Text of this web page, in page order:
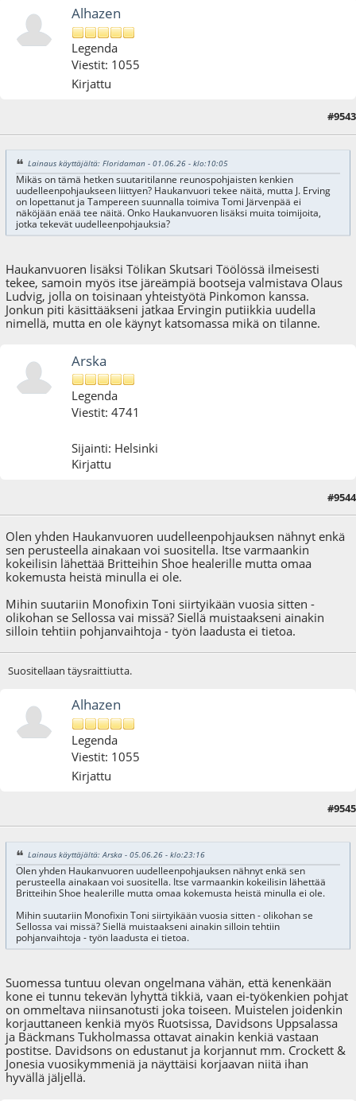
Alhazen
Legenda
Viestit: 1055
Kirjattu
#9543
Lainaus käyttäjältä: Floridaman - 01.06.26 - klo:10:05
Mikäs on tämä hetken suutaritilanne reunospohjaisten kenkien
uudelleenpohjaukseen liittyen? Haukanvuori tekee näitä, mutta J. Erving
on lopettanut ja Tampereen suunnalla toimiva Tomi Järvenpää ei
näköjään enää tee näitä. Onko Haukanvuoren lisäksi muita toimijoita,
jotka tekevät uudelleenpohjauksia?
Haukanvuoren lisäksi Tölikan Skutsari Töölössä ilmeisesti
tekee, samoin myös itse järeämpiä bootseja valmistava Olaus
Ludvig, jolla on toisinaan yhteistyötä Pinkomon kanssa.
Jonkun piti käsittääkseni jatkaa Ervingin putiikkia uudella
nimellä, mutta en ole käynyt katsomassa mikä on tilanne.
Arska
Legenda
Viestit: 4741
Sijainti: Helsinki
Kirjattu
#9544
Olen yhden Haukanvuoren uudelleenpohjauksen nähnyt enkä
sen perusteella ainakaan voi suositella. Itse varmaankin
kokeilisin lähettää Britteihin Shoe healerille mutta omaa
kokemusta heistä minulla ei ole.
Mihin suutariin Monofixin Toni siirtyikään vuosia sitten -
olikohan se Sellossa vai missä? Siellä muistaakseni ainakin
silloin tehtiin pohjanvaihtoja - työn laadusta ei tietoa.
Suositellaan täysraittiutta.
Alhazen
Legenda
Viestit: 1055
Kirjattu
: 08.06.26 - klo:16:59 käyttäjältä Alhazen#9545
Lainaus käyttäjältä: Arska - 05.06.26 - klo:23:16
Olen yhden Haukanvuoren uudelleenpohjauksen nähnyt enkä sen
perusteella ainakaan voi suositella. Itse varmaankin kokeilisin lähettää
Britteihin Shoe healerille mutta omaa kokemusta heistä minulla ei ole.
Mihin suutariin Monofixin Toni siirtyikään vuosia sitten - olikohan se
Sellossa vai missä? Siellä muistaakseni ainakin silloin tehtiin
pohjanvaihtoja - työn laadusta ei tietoa.
Suomessa tuntuu olevan ongelmana vähän, että kenenkään
kone ei tunnu tekevän lyhyttä tikkiä, vaan ei-työkenkien pohjat
on ommeltava niinsanotusti joka toiseen. Muistelen joidenkin
korjauttaneen kenkiä myös Ruotsissa, Davidsons Uppsalassa
ja Bäckmans Tukholmassa ottavat ainakin kenkiä vastaan
postitse. Davidsons on edustanut ja korjannut mm. Crockett &
Jonesia vuosikymmeniä ja näyttäisi korjaavan niitä ihan
hyvällä jäljellä.